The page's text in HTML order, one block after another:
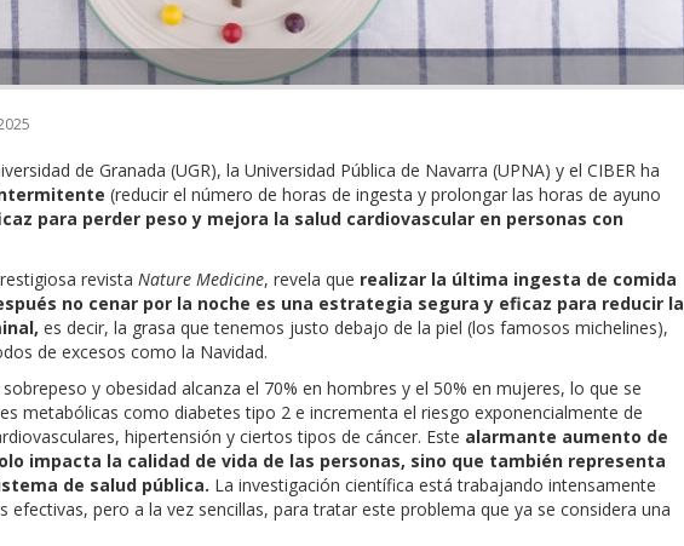
de Granada (UGR), la Universidad Pública de Navarra (UPNA) y el CIBER ha
(reducir el número de horas de ingesta y prolongar las horas de ayuno
para perder peso y mejora la salud cardiovascular en personas con
revista Nature Medicine, revela que realizar la última ingesta de comida
no cenar por la noche es una estrategia segura y eficaz para reducir la
es decir, la grasa que tenemos justo debajo de la piel (los famosos michelines),
de excesos como la Navidad.
sobrepeso y obesidad alcanza el 70% en hombres y el 50% en mujeres, lo que se
metabólicas como diabetes tipo 2 e incrementa el riesgo exponencialmente de
hipertensión y ciertos tipos de cáncer. Este alarmante aumento de
impacta la calidad de vida de las personas, sino que también representa
de salud pública. La investigación científica está trabajando intensamente
efectivas, pero a la vez sencillas, para tratar este problema que ya se considera una